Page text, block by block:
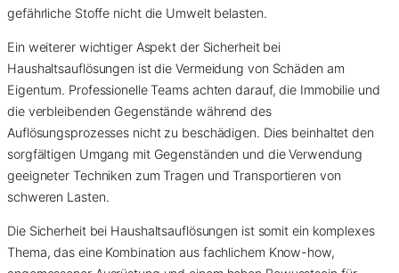
gefährliche Stoffe nicht die Umwelt belasten.
Ein weiterer wichtiger Aspekt der Sicherheit bei
Haushaltsauflösungen ist die Vermeidung von Schäden am
Eigentum. Professionelle Teams achten darauf, die Immobilie und
die verbleibenden Gegenstände während des
Auflösungsprozesses nicht zu beschädigen. Dies beinhaltet den
sorgfältigen Umgang mit Gegenständen und die Verwendung
geeigneter Techniken zum Tragen und Transportieren von
schweren Lasten.
Die Sicherheit bei Haushaltsauflösungen ist somit ein komplexes
Thema, das eine Kombination aus fachlichem Know-how,